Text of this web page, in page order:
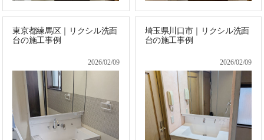
東京都練馬区｜リクシル洗面
台の施工事例
2026/02/09
埼玉県川口市｜リクシル洗面
台の施工事例
2026/02/09